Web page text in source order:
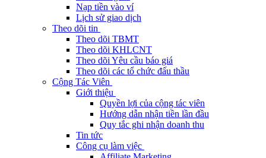
Nạp tiền vào ví
Lịch sử giao dịch
Theo dõi tin
Theo dõi TBMT
Theo dõi KHLCNT
Theo dõi Yêu cầu báo giá
Theo dõi các tổ chức đấu thầu
Cộng Tác Viên
Giới thiệu
Quyền lợi của cộng tác viên
Hướng dẫn nhận tiền lần đầu
Quy tắc ghi nhận doanh thu
Tin tức
Công cụ làm việc